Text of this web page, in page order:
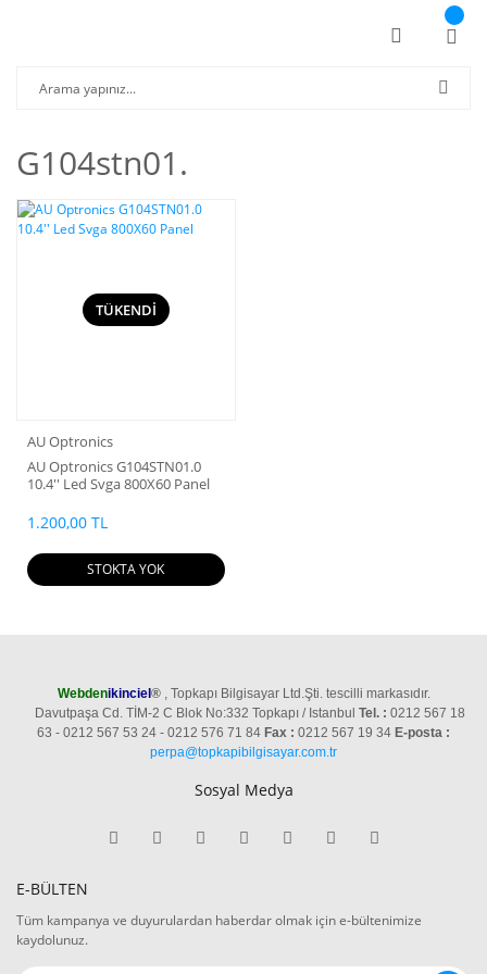
G104stn01.
TÜKENDİ
AU Optronics
AU Optronics G104STN01.0
10.4'' Led Svga 800X60 Panel
1.200,00 TL
STOKTA YOK
Webdenikinciel®, Topkapı Bilgisayar Ltd.Şti. tescilli markasıdır.
Davutpaşa Cd. TİM-2 C Blok No:332 Topkapı / Istanbul Tel. : 0212 567 18
63 - 0212 567 53 24 - 0212 576 71 84 Fax : 0212 567 19 34 E-posta :
perpa@topkapibilgisayar.com.tr
Sosyal Medya
E-BÜLTEN
Tüm kampanya ve duyurulardan haberdar olmak için e-bültenimize
kaydolunuz.